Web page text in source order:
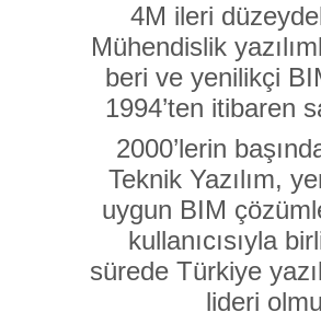
4M ileri
Mühendislik
beri ve yenilikçi
1994’ten itibaren
2000’lerin
Teknik Yazılım,
uygun BIM
kullanıcısıyla
sürede Türkiye
lideri